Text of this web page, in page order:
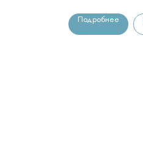
Подробнее